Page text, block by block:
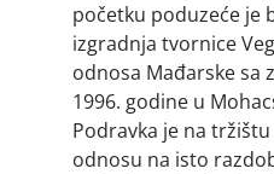
početku poduzeće je
izgradnja tvornice
odnosa Mađarske sa
1996. godine u
Podravka je na
odnosu na isto